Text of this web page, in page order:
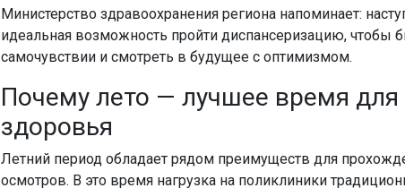
Министерство здравоохранения региона напоминает:
идеальная возможность пройти диспансеризацию,
самочувствии и смотреть в будущее с оптимизмом.
Почему лето — лучшее время для
здоровья
Летний период обладает рядом преимуществ для
осмотров. В это время нагрузка на поликлиники